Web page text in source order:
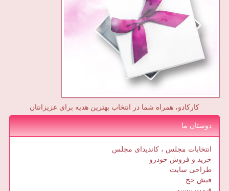
کارکادو، همراه شما در انتخاب بهترین هدیه برای عزیزانتان
دوستان ما
انتخابات مجلس ، کاندیدای مجلس
خرید و فروش خودرو
طراحی سایت
فیش حج